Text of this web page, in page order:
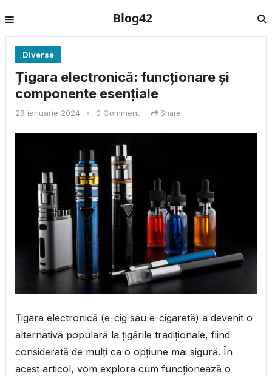
Blog42
Diverse
Țigara electronică: funcționare și
componente esențiale
28 ianuarie 2024 • 0 Comment Share
Țigara electronică (e-cig sau e-cigaretă) a devenit o
alternativă populară la țigările tradiționale, fiind
considerată de mulți ca o opțiune mai sigură. În
acest articol, vom explora cum funcționează o